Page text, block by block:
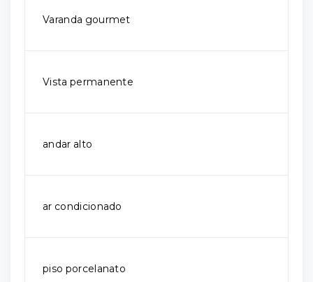
Varanda gourmet
Vista permanente
andar alto
ar condicionado
piso porcelanato